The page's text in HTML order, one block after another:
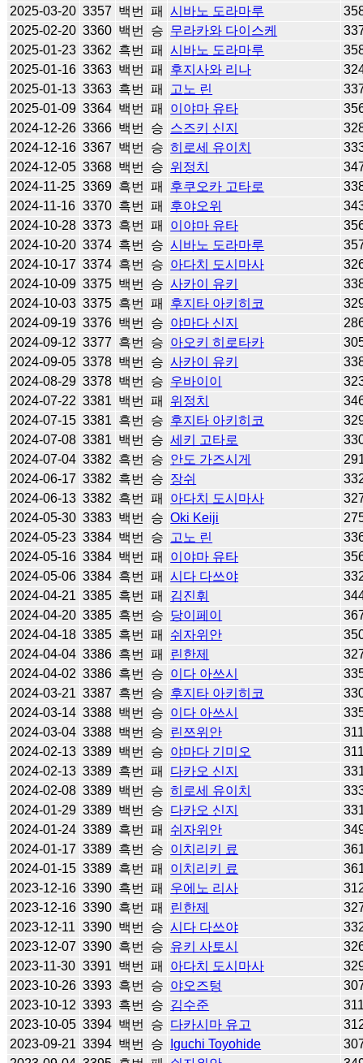
2025-03-20 3357 백번 패 시바노 도라마루
2025-02-20 3360 백번 승 무라카와 다이스케
2025-01-23 3362 흑번 패 시바노 도라마루
2025-01-16 3363 백번 패 후지사와 리나
2025-01-13 3363 흑번 패 고노 린
2025-01-09 3364 백번 패 이야마 유타
2024-12-26 3366 백번 승 스즈키 신지
2024-12-16 3367 백번 승 히로세 유이치
2024-12-05 3368 백번 승 위정치
2024-11-25 3369 흑번 패 후쿠오카 고타로
2024-11-16 3370 흑번 패 후야오위
2024-10-28 3373 흑번 패 이야마 유타
2024-10-20 3374 흑번 승 시바노 도라마루
2024-10-17 3374 흑번 승 아다치 도시마사
2024-10-09 3375 백번 승 사카이 유키
2024-10-03 3375 흑번 패 후지타 아키히코
2024-09-19 3376 백번 승 야마다 신지
2024-09-12 3377 흑번 승 아오키 히로타카
2024-09-05 3378 백번 승 사카이 유키
2024-08-29 3378 백번 승 우바이이
2024-07-22 3381 백번 패 위정치
2024-07-15 3381 흑번 승 후지타 아키히코
2024-07-08 3381 백번 승 세키 고타로
2024-07-04 3382 흑번 승 안도 가즈시게
2024-06-17 3382 흑번 승 장쉬
2024-06-13 3382 흑번 패 아다치 도시마사
2024-05-30 3383 백번 승 Oki Keiji
2024-05-23 3384 백번 승 고노 린
2024-05-16 3384 백번 패 이야마 유타
2024-05-06 3384 흑번 패 시다 다쓰야
2024-04-21 3385 흑번 패 김진휘
2024-04-20 3385 흑번 승 당이페이
2024-04-18 3385 흑번 패 쉬자위안
2024-04-04 3386 흑번 패 린한제
2024-04-02 3386 흑번 승 이다 아쓰시
2024-03-21 3387 흑번 승 후지타 아키히코
2024-03-14 3388 백번 승 이다 아쓰시
2024-03-04 3388 백번 승 린쯔위안
2024-02-13 3389 백번 승 야마다 기미오
2024-02-13 3389 흑번 패 다카오 신지
2024-02-08 3389 백번 승 히로세 유이치
2024-01-29 3389 백번 승 다카오 신지
2024-01-24 3389 흑번 패 쉬자위안
2024-01-17 3389 흑번 승 이치리키 료
2024-01-15 3389 흑번 패 이치리키 료
2023-12-16 3390 흑번 패 우에노 리사
2023-12-16 3390 흑번 패 린한제
2023-12-11 3390 백번 승 시다 다쓰야
2023-12-07 3390 흑번 승 유키 사토시
2023-11-30 3391 백번 패 아다치 도시마사
2023-10-26 3393 흑번 승 야오즈텅
2023-10-12 3393 흑번 승 김수준
2023-10-05 3394 백번 승 다카시마 유고
2023-09-21 3394 백번 승 Iguchi Toyohide